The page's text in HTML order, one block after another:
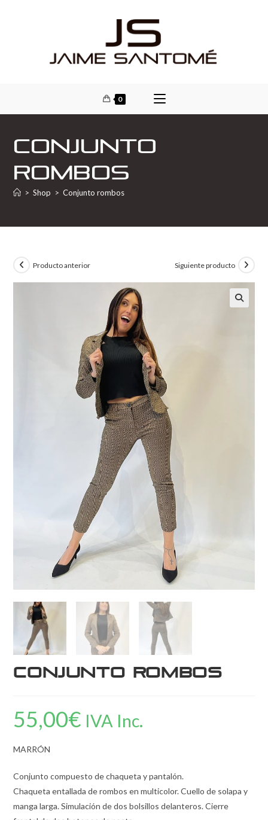
0
Conjunto
rombos
> Shop > Conjunto rombos
Producto anterior Siguiente producto
Conjunto rombos
55,00€ IVA Inc.
MARRÓN
Conjunto compuesto de chaqueta y pantalón.
Chaqueta entallada de rombos en multicolor. Cuello de solapa y
manga larga. Simulación de dos bolsillos delanteros. Cierre